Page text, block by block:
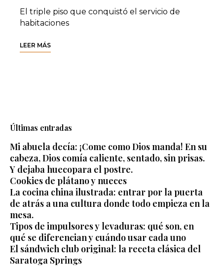
El triple piso que conquistó el servicio de
habitaciones
LEER MÁS
Últimas entradas
Mi abuela decía: ¡Come como Dios manda! En su
cabeza, Dios comía caliente, sentado, sin prisas.
Y dejaba huecopara el postre.
Cookies de plátano y nueces
La cocina china ilustrada: entrar por la puerta
de atrás a una cultura donde todo empieza en la
mesa.
Tipos de impulsores y levaduras: qué son, en
qué se diferencian y cuándo usar cada uno
El sándwich club original: la receta clásica del
Saratoga Springs